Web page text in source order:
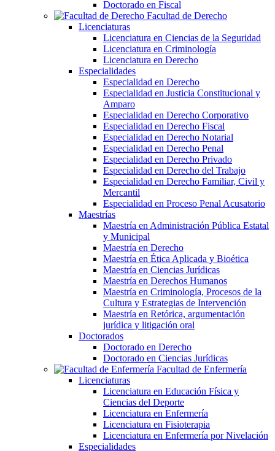
Doctorado en Fiscal
Facultad de Derecho
Licenciaturas
Licenciatura en Ciencias de la Seguridad
Licenciatura en Criminología
Licenciatura en Derecho
Especialidades
Especialidad en Derecho
Especialidad en Justicia Constitucional y
Amparo
Especialidad en Derecho Corporativo
Especialidad en Derecho Fiscal
Especialidad en Derecho Notarial
Especialidad en Derecho Penal
Especialidad en Derecho Privado
Especialidad en Derecho del Trabajo
Especialidad en Derecho Familiar, Civil y
Mercantil
Especialidad en Proceso Penal Acusatorio
Maestrías
Maestría en Administración Pública Estatal
y Municipal
Maestría en Derecho
Maestría en Ética Aplicada y Bioética
Maestría en Ciencias Jurídicas
Maestría en Derechos Humanos
Maestría en Criminología, Procesos de la
Cultura y Estrategias de Intervención
Maestría en Retórica, argumentación
jurídica y litigación oral
Doctorados
Doctorado en Derecho
Doctorado en Ciencias Jurídicas
Facultad de Enfermería
Licenciaturas
Licenciatura en Educación Física y
Ciencias del Deporte
Licenciatura en Enfermería
Licenciatura en Fisioterapia
Licenciatura en Enfermería por Nivelación
Especialidades